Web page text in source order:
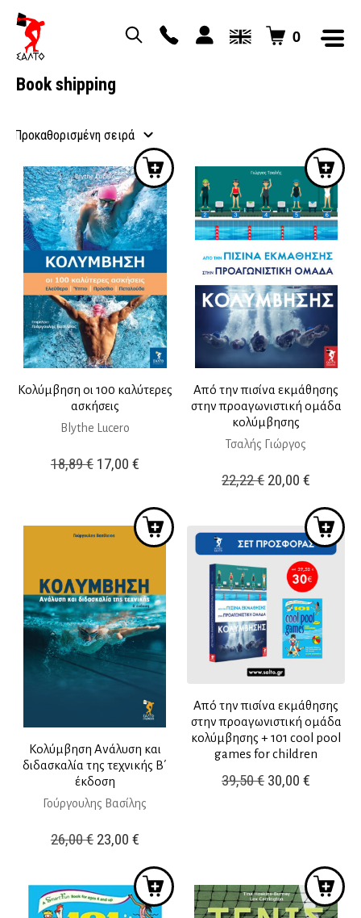
0
Book shipping
Κολύμβηση οι 100 καλύτερες
ασκήσεις
Blythe Lucero
18,89€ Original
18,89 €.
17,00 €Η
τιμή
είναι:
17,00 €.
Από την πισίνα εκμάθησης
στην προαγωνιστική ομάδα
κολύμβησης
Τσαλής Γιώργος
22,22€ Original
22,22 €.
20,00€
τιμή
είναι:
20,00 €.
Κολύμβηση Ανάλυση και
διδασκαλία της τεχνικής Β΄
έκδοση
Γούργουλης Βασίλης
26,00€ Original
was:
26,00 €.
23,00 €Η
τιμή
είναι:
Από την πισίνα εκμάθησης
στην προαγωνιστική ομάδα
κολύμβησης + 101 cool pool
games for children
39,50€ Original
30,00€
30,00 €.